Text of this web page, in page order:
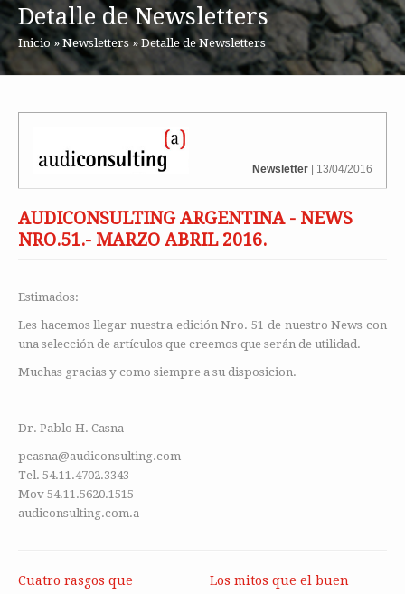
Detalle de Newsletters
Inicio » Newsletters » Detalle de Newsletters
Newsletter | 13/04/2016
AUDICONSULTING ARGENTINA - NEWS
NRO.51.- MARZO ABRIL 2016.
Estimados:
Les hacemos llegar nuestra edición Nro. 51 de nuestro News con
una selección de artículos que creemos que serán de utilidad.
Muchas gracias y como siempre a su disposicion.
Dr. Pablo H. Casna
pcasna@audiconsulting.com
Tel. 54.11.4702.3343
Mov 54.11.5620.1515
audiconsulting.com.a
Cuatro rasgos que
Los mitos que el buen